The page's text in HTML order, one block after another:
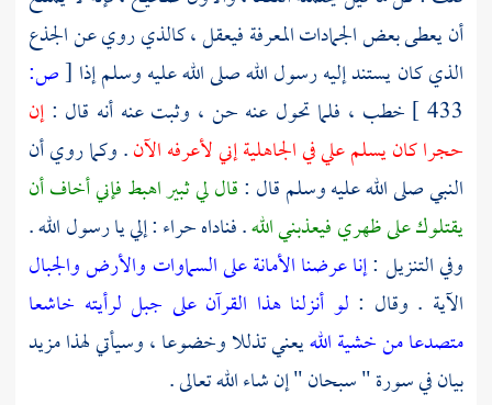
أن يعطى بعض الجمادات المعرفة فيعقل ، كالذي روي عن الجذع
الذي كان يستند إليه رسول الله صلى الله عليه وسلم إذا [ص:
433 ] خطب ، فلما تحول عنه حن ، وثبت عنه أنه قال :إن
حجرا كان يسلم علي في الجاهلية إني لأعرفه الآن. وكما روي أن
النبي صلى الله عليه وسلم قال :قال لي ثبير اهبط فإني أخاف أن
يقتلوك على ظهري فيعذبني الله. فناداه حراء : إلي يا رسول الله .
وفي التنزيل :إنا عرضنا الأمانة على السماوات والأرض والجبال
الآية . وقال : لو أنزلنا هذا القرآن على جبل لرأيته خاشعا
متصدعا من خشية اللهيعني تذللا وخضوعا ، وسيأتي لهذا مزيد
بيان في سورة " سبحان " إن شاء الله تعالى .